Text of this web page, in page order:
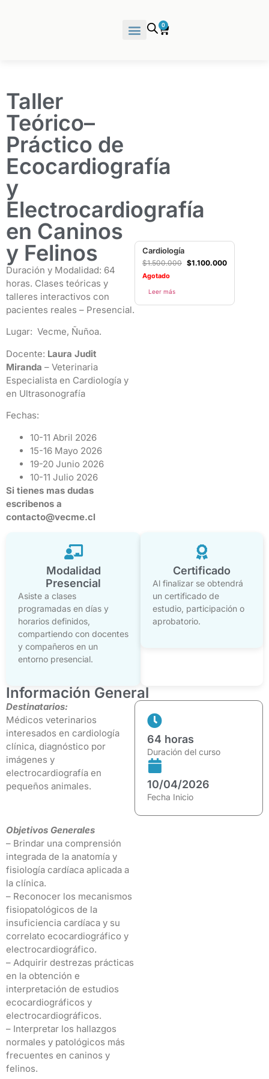
0
Taller
Teórico–
Práctico de
Ecocardiografía
y
Electrocardiografía
en Caninos
y Felinos
Duración y Modalidad: 64
horas. Clases teóricas y
talleres interactivos con
pacientes reales – Presencial.
Lugar: Vecme, Ñuñoa.
Docente: Laura Judit
Miranda – Veterinaria
Especialista en Cardiología y
en Ultrasonografía
Fechas:
10-11 Abril 2026
15-16 Mayo 2026
19-20 Junio 2026
10-11 Julio 2026
Si tienes mas dudas
escribenos a
contacto@vecme.cl
Cardiología
$1.500.000 $1.100.000
Agotado
Leer más
Modalidad
Presencial
Asiste a clases
programadas en días y
horarios definidos,
compartiendo con docentes
y compañeros en un
entorno presencial.
Certificado
Al finalizar seobtendrá
un certificado de
estudio, participación o
aprobatorio.
Información General
Destinatarios:
Médicos veterinarios
interesados en cardiología
clínica, diagnóstico por
imágenes y
electrocardiografía en
pequeños animales.
Objetivos Generales
– Brindar una comprensión
integrada de la anatomía y
fisiología cardíaca aplicada a
la clínica.
– Reconocer los mecanismos
fisiopatológicos de la
insuficiencia cardíaca y su
correlato ecocardiográfico y
electrocardiográfico.
– Adquirir destrezas prácticas
en la obtención e
interpretación de estudios
ecocardiográficos y
electrocardiográficos.
– Interpretar los hallazgos
normales y patológicos más
frecuentes en caninos y
felinos.
64 horas
Duración del curso
10/04/2026
Fecha Inicio